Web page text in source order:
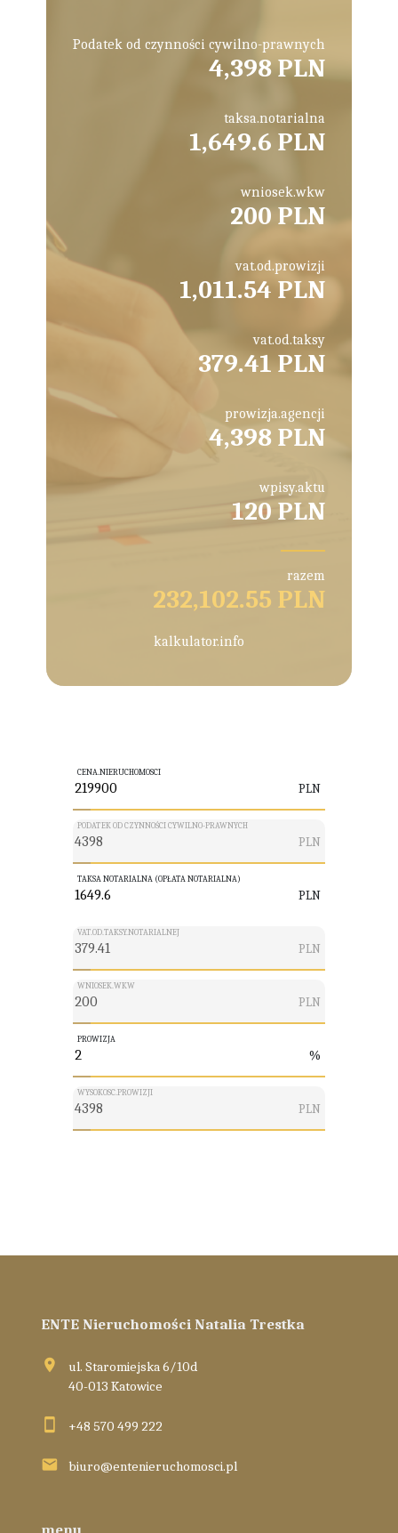
Podatek od czynności cywilno-prawnych
4,398 PLN
taksa.notarialna
1,649.6 PLN
wniosek.wkw
200 PLN
vat.od.prowizji
1,011.54 PLN
vat.od.taksy
379.41 PLN
prowizja.agencji
4,398 PLN
wpisy.aktu
120 PLN
razem
232,102.55 PLN
kalkulator.info
CENA.NIERUCHOMOSCI
PLN
PODATEK OD CZYNNOŚCI CYWILNO-PRAWNYCH
PLN
TAKSA NOTARIALNA (OPŁATA NOTARIALNA)
PLN
VAT.OD.TAKSY.NOTARIALNEJ
PLN
WNIOSEK.WKW
PLN
PROWIZJA
%
WYSOKOSC.PROWIZJI
PLN
ENTE Nieruchomości Natalia Trestka
ul. Staromiejska 6/10d
40-013 Katowice
+48 570 499 222
biuro@entenieruchomosci.pl
menu